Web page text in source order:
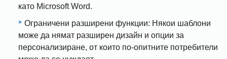
като Microsoft Word.
Ограничени разширени функции: Някои шаблони
може да нямат разширен дизайн и опции за
персонализиране, от които по-опитните потребители